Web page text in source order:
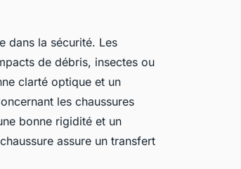
dans la sécurité. Les
de débris, insectes ou
clarté optique et un
les chaussures
bonne rigidité et un
assure un transfert